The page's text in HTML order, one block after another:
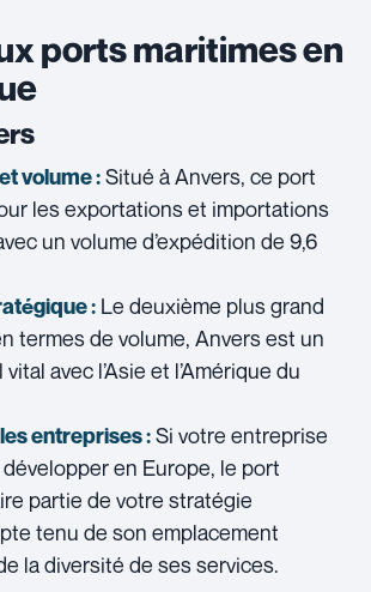
ports maritimes en
volume :Situé à Anvers, ce port
les exportations et importations
un volume d’expédition de 9,6
: Le deuxième plus grand
termes de volume, Anvers est un
avec l’Asie et l’Amérique du
entreprises :Si votre entreprise
en Europe, le port
partie de votre stratégie
tenu de son emplacement
la diversité de ses services.